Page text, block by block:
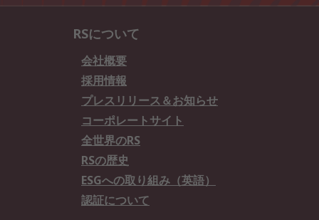
RSについて
会社概要
採用情報
プレスリリース＆お知らせ
コーポレートサイト
全世界のRS
RSの歴史
ESGへの取り組み（英語）
認証について